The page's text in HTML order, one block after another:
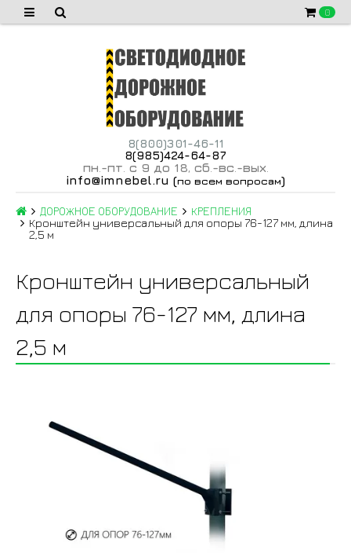
0
8(800)301-46-11
8(985)424-64-87
пн -пт с 9 до 18, сб -вс -вых.
info@imnebel.ru (по всем вопросам)
ДОРОЖНОЕ ОБОРУДОВАНИЕ
КРЕПЛЕНИЯ
Кронштейн универсальный для опоры 76-127 мм, длина
2,5 м
Кронштейн универсальный
для опоры 76-127 мм, длина
2,5 м